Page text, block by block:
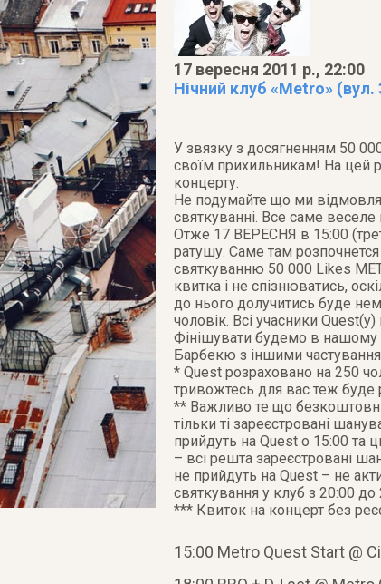
17 вересня 2011 р., 22:00
Нічний клуб «Metro» (вул.
У звязку з досягненням 50
своїм прихильникам! На цей
концерту.
Не подумайте що ми
святкуванні. Все саме веселе
Отже 17 ВЕРЕСНЯ в 15:00
ратушу. Саме там
святкуванню 50 000 Likes
квитка і не спізнюватись,
до нього долучитись буде
чоловік. Всі учасники
Фінішувати будемо в нашому
Барбекю з іншими
* Quest розраховано на 250
тривожтесь для вас теж буде
** Важливо те що
тільки ті зареєстровані
прийдуть на Quest о 15:00 та
– всі решта зареєстровані
не прийдуть на Quest – не
святкування у клуб з 20:00
*** Квиток на концерт без
15:00 Metro Quest Start @